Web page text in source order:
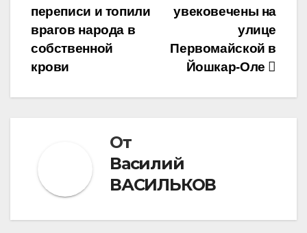
записям
увековечены на
улице
Первомайской в
Йошкар-Оле
переписи и топили
врагов народа в
собственной
крови
От
Василий
ВАСИЛЬКОВ